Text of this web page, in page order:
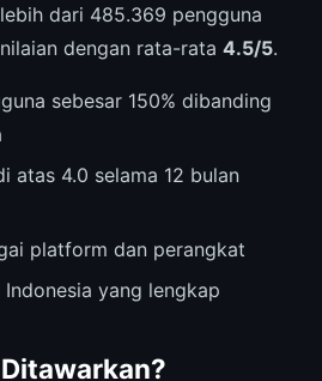
dari 485.369 pengguna
dengan rata-rata 4.5/5.
sebesar 150% dibanding
atas 4.0 selama 12 bulan
platform dan perangkat
yang lengkap